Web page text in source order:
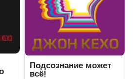
Подсознание может
всё!